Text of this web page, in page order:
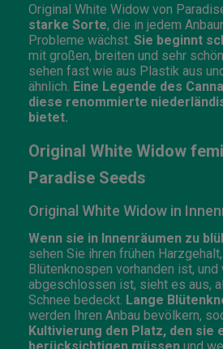
Original White Widow von
starke Sorte, die in jedem
Probleme wächst. Sie beginnt
mit großen, breiten und sehr
sehen fast wie aus Plastik aus
ähnlich. Eine Legende des
diese renommierte
bietet.
Original White Widow
Paradise Seeds
Original White Widow in
Wenn sie in Innenräumen zu
sehen Sie ihren frühen
Blütenknospen vorhanden ist, und
abgeschlossen ist, sieht es aus,
Schnee bedeckt. Lange
werden Ihren Anbau bevölkern,
Kultivierung den Platz, den sie